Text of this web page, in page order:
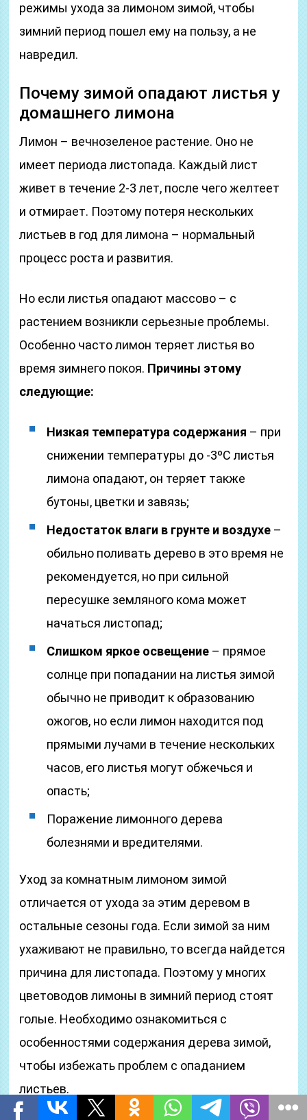
режимы ухода за лимоном зимой, чтобы
зимний период пошел ему на пользу, а не
навредил.
Почему зимой опадают листья у
домашнего лимона
Лимон – вечнозеленое растение. Оно не
имеет периода листопада. Каждый лист
живет в течение 2-3 лет, после чего желтеет
и отмирает. Поэтому потеря нескольких
листьев в год для лимона – нормальный
процесс роста и развития.
Но если листья опадают массово – с
растением возникли серьезные проблемы.
Особенно часто лимон теряет листья во
время зимнего покоя. Причины этому
следующие:
Низкая температура содержания – при
снижении температуры до -3ºС листья
лимона опадают, он теряет также
бутоны, цветки и завязь;
Недостаток влаги в грунте и воздухе –
обильно поливать дерево в это время не
рекомендуется, но при сильной
пересушке земляного кома может
начаться листопад;
Слишком яркое освещение – прямое
солнце при попадании на листья зимой
обычно не приводит к образованию
ожогов, но если лимон находится под
прямыми лучами в течение нескольких
часов, его листья могут обжечься и
опасть;
Поражение лимонного дерева
болезнями и вредителями.
Уход за комнатным лимоном зимой
отличается от ухода за этим деревом в
остальные сезоны года. Если зимой за ним
ухаживают не правильно, то всегда найдется
причина для листопада. Поэтому у многих
цветоводов лимоны в зимний период стоят
голые. Необходимо ознакомиться с
особенностями содержания дерева зимой,
чтобы избежать проблем с опаданием
листьев.